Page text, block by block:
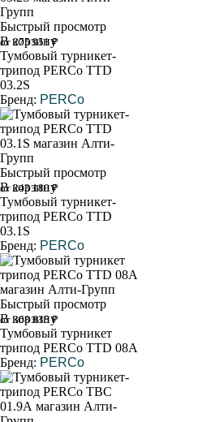
Быстрый просмотр
В корзину
от 275 951 ₽
Тумбовый турникет-
трипод PERCo TTD
03.2S
Бренд: PERCo
Быстрый просмотр
В корзину
от 243 180 ₽
Тумбовый турникет-
трипод PERCo TTD
03.1S
Бренд: PERCo
Быстрый просмотр
В корзину
от 368 835 ₽
Тумбовый турникет
трипод PERCo TTD 08A
Бренд: PERCo